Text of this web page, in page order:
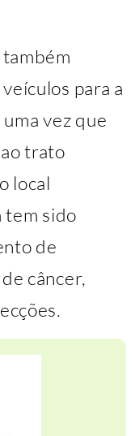
para a
vez que
trato
local
tem sido
de
câncer,